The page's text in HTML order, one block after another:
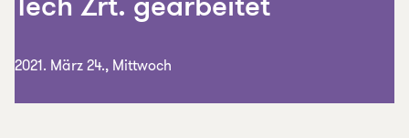
Tech Zrt. gearbeitet
2021. März 24., Mittwoch